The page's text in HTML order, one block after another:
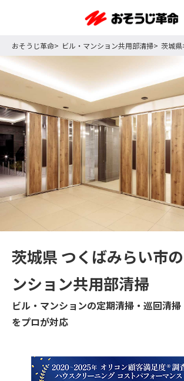
おそうじ革命 ビル・マンション共用部清掃 茨城県
茨城県 つくばみらい市
ンション共用部清掃
ビル・マンションの定期清掃・巡回清
をプロが対応